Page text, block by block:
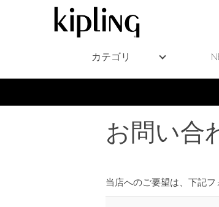
カテゴリ
お問い合
当店へのご要望は、下記フ